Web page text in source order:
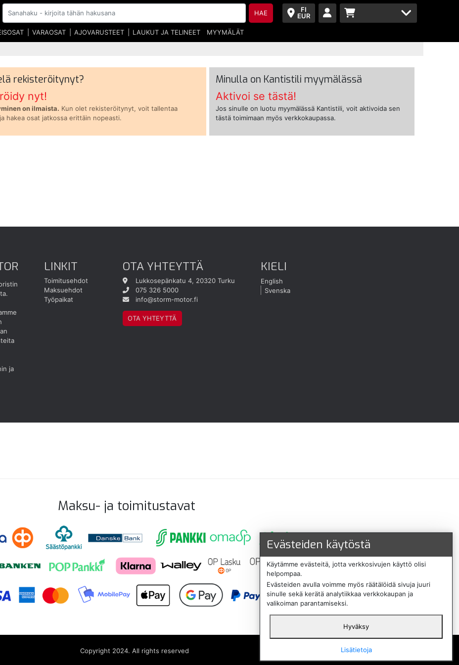
FI
EUR
HAE
VARAOSAT AJOVARUSTEET LAUKUT JA TELINEET MYYMÄLÄT
rekisteröitynyt?
nyt!
on ilmaista. Kun olet rekisteröitynyt, voit tallentaa
hakea osat jatkossa erittäin nopeasti.
Minulla on Kantistili myymälässä
Aktivoi se tästä!
Jos sinulle on luotu myymälässä Kantistili, voit aktivoida sen
tästä toimimaan myös verkkokaupassa.
ja
LINKIT
Toimitusehdot
Maksuehdot
Työpaikat
OTA YHTEYTTÄ
Lukkosepänkatu 4, 20320 Turku
075 326 5000
info@storm-motor.fi
OTA YHTEYTTÄ
KIELI
English
Svenska
Maksu- ja toimitustavat
Copyright 2024. All rights reserved
Svenska
Evästeiden käytöstä
Käytämme evästeitä, jotta verkkosivujen käyttö olisi
helpompaa.
Evästeiden avulla voimme myös räätälöidä sivuja juuri
sinulle sekä kerätä analytiikkaa verkkokaupan ja
valikoiman parantamiseksi.
Hyväksy
Lisätietoja